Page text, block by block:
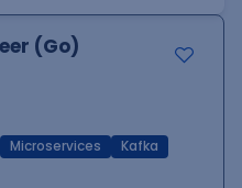
(Go)
Microservices
Kafka